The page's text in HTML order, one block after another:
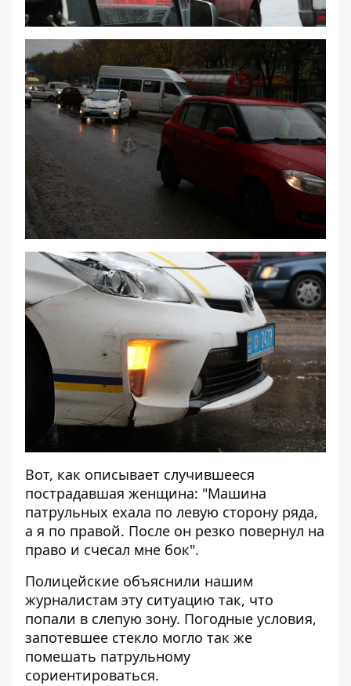
Вот, как описывает случившееся
пострадавшая женщина: "Машина
патрульных ехала по левую сторону ряда,
а я по правой. После он резко повернул на
право и счесал мне бок".
Полицейские объяснили нашим
журналистам эту ситуацию так, что
попали в слепую зону. Погодные условия,
запотевшее стекло могло так же
помешать патрульному
сориентироваться.